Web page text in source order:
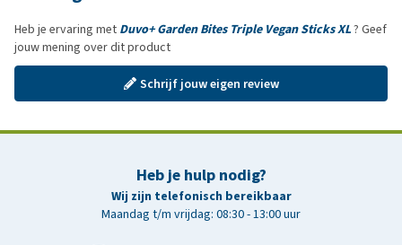
Heb je ervaring met Duvo+ Garden Bites Triple Vegan Sticks XL? Geef
jouw mening over dit product
Schrijf jouw eigen review
Heb je hulp nodig?
Wij zijn telefonisch bereikbaar
Maandag t/m vrijdag: 08:30 - 13:00 uur